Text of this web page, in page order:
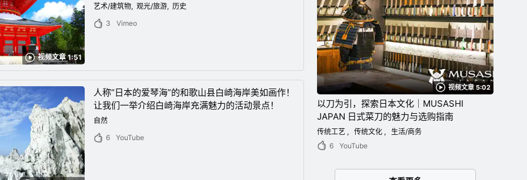
视频文章 1:51
艺术/建筑物 观光/旅游
历史
3
Vimeo
人称“日本的爱琴海”的和歌山县白崎海岸美如画作！
让我们一举介绍白崎海岸充满魅力的活动景点！
自然
6
YouTube
视频文章 5:02
以刀为引，探索日本文化｜MUSASHI
JAPAN 日式菜刀的魅力与选购指南
传统工艺 传统文化
生活/商务
6
YouTube